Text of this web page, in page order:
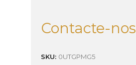
Contacte-nos
SKU: 0UTGPMG5